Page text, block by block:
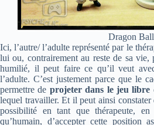
Dragon Ball
Ici, l’autre/ l’adulte représenté par le
lui ou, contrairement au reste de sa vie,
humilié, il peut faire ce qu’il veut
l’adulte. C’est justement parce que le
permettre de projeter dans le jeu libre
lequel travailler. Et il peut ainsi constater
possibilité en tant que thérapeute,
qu’humain, d’accepter cette position